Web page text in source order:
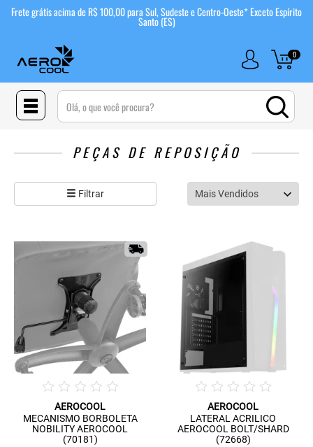
Frete grátis acima de R$ 100,00 para Sul, Sudeste e Centro-Oeste* Exceto Espírito
Santo (ES)
0
PEÇAS DE REPOSIÇÃO
Filtrar
AEROCOOL
MECANISMO BORBOLETA
NOBILITY AEROCOOL
(70181)
AEROCOOL
LATERAL ACRILICO
AEROCOOL BOLT/SHARD
(72668)